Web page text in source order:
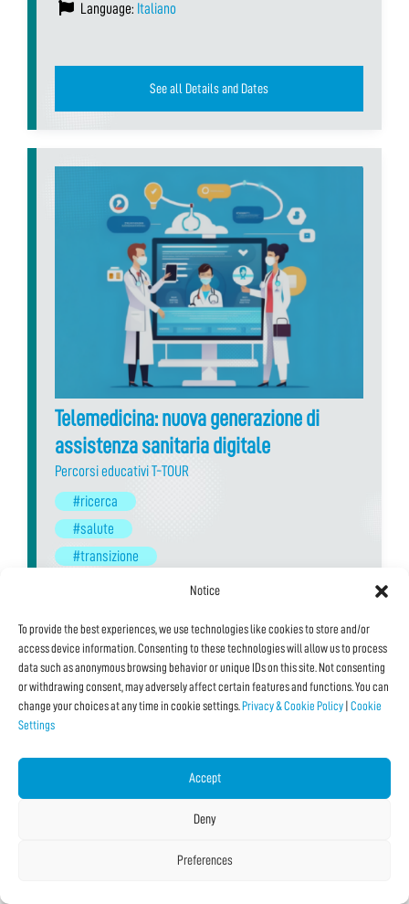
Notice
To provide the best experiences, we use technologies like cookies to store and/or
access device information. Consenting to these technologies will allow us to process
data such as anonymous browsing behavior or unique IDs on this site. Not consenting
or withdrawing consent, may adversely affect certain features and functions. You can
change your choices at any time in cookie settings. Privacy & Cookie Policy Cookie
Settings
Accept
Deny
Preferences
Language: Italiano
See all Details and Dates
Telemedicina: nuova generazione di
assistenza sanitaria digitale
Percorsi educativi T-TOUR
#ricerca
#salute
#transizione
Venue:Centro Congressi Le Benedettine
Typology:In Presenza,Installazione
Language:Italiano
See all Details and Dates